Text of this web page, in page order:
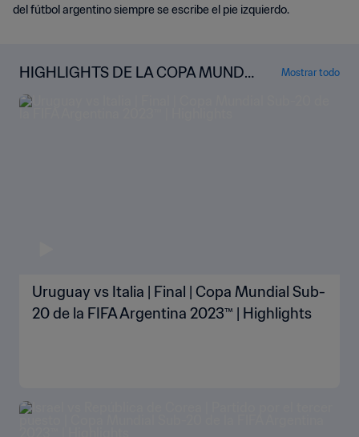
del fútbol argentino siempre se escribe el pie izquierdo.
HIGHLIGHTS DE LA COPA MUNDI
AL SUB-20 DE LA FIFA ARGENTINA
2023™
Mostrar todo
Uruguay vs Italia | Final | Copa Mundial Sub-
20 de la FIFA Argentina 2023™ | Highlights